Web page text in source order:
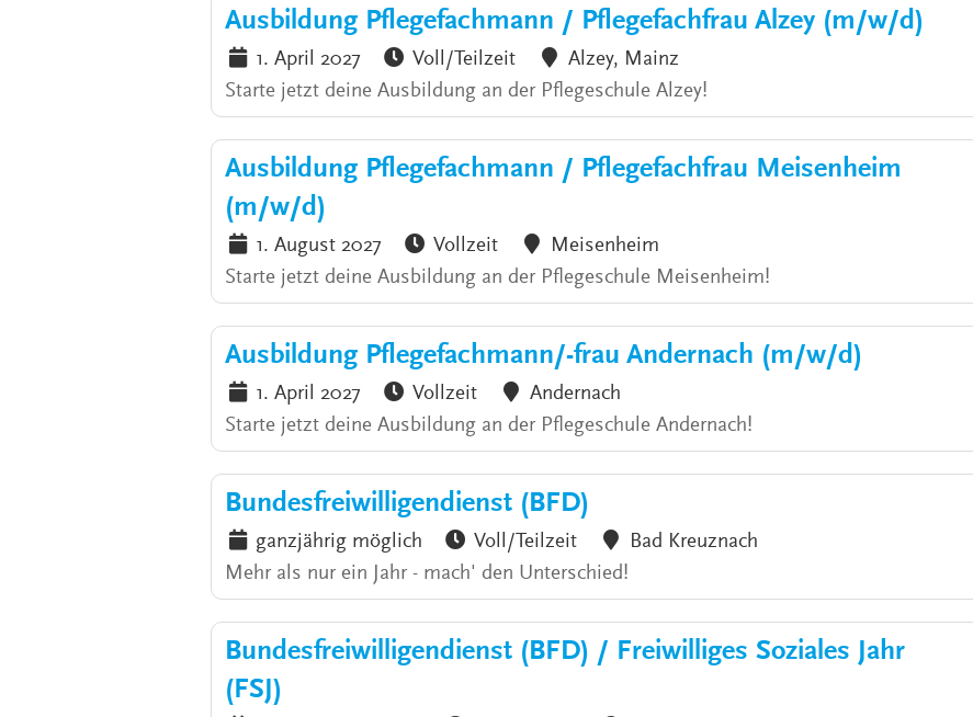
Ausbildung Pflegefachmann / Pflegefachfrau Alzey (m/w/d)
1. April 2027 Voll/Teilzeit
Alzey, Mainz
Starte jetzt deine Ausbildung an der Pflegeschule Alzey!
Ausbildung Pflegefachmann / Pflegefachfrau Meisenheim
(m/w/d)
1. August 2027 Vollzeit
Meisenheim
Starte jetzt deine Ausbildung an der Pflegeschule Meisenheim!
Ausbildung Pflegefachmann/-frau Andernach (m/w/d)
1. April 2027 Vollzeit
Andernach
Starte jetzt deine Ausbildung an der Pflegeschule Andernach!
Bundesfreiwilligendienst (BFD)
ganzjährig möglich Voll/Teilzeit
Bad Kreuznach
Mehr als nur ein Jahr - mach' den Unterschied!
Bundesfreiwilligendienst (BFD) / Freiwilliges Soziales Jahr
(FSJ)